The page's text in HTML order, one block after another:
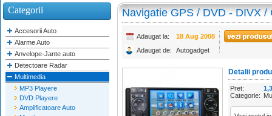
Categorii
Accesorii Auto
Alarme Auto
Anvelope-Jante auto
Detectoare Radar
Multimedia
MP3 Playere
DVD Playere
Amplificatoare Auto
Navigatie GPS / DVD - DIVX /
ONE 2008
Adaugat la:
18 Aug 2008
Adaugat de:
Autogadget
Detalii
Pret:
Categorie: